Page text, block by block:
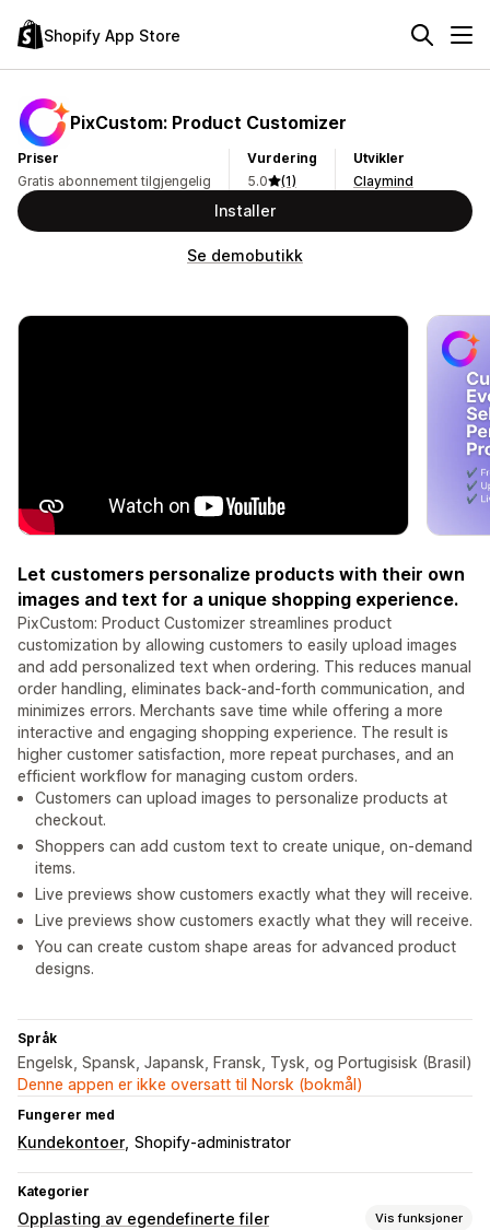
Shopify App Store
PixCustom: Product Customizer
Priser
Gratis abonnement tilgjengelig
Vurdering
5.0
(1)
Utvikler
Claymind
Installer
Se demobutikk
Let customers personalize products with their own
images and text for a unique shopping experience.
PixCustom: Product Customizer streamlines product
customization by allowing customers to easily upload images
and add personalized text when ordering. This reduces manual
order handling, eliminates back-and-forth communication, and
minimizes errors. Merchants save time while offering a more
interactive and engaging shopping experience. The result is
higher customer satisfaction, more repeat purchases, and an
efficient workflow for managing custom orders.
Customers can upload images to personalize products at
checkout.
Shoppers can add custom text to create unique, on-demand
items.
Live previews show customers exactly what they will receive.
Live previews show customers exactly what they will receive.
You can create custom shape areas for advanced product
designs.
Språk
Engelsk, Spansk, Japansk, Fransk, Tysk, og Portugisisk (Brasil)
Denne appen er ikke oversatt til Norsk (bokmål)
Fungerer med
Kundekontoer Shopify-administrator
Kategorier
Opplasting av egendefinerte filer Vis funksjoner